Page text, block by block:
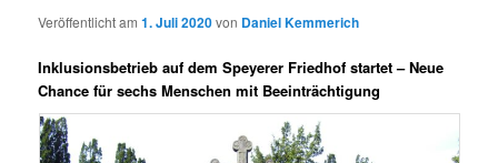
Veröffentlicht am1. Juli 2020von Daniel Kemmerich
Inklusionsbetrieb auf dem Speyerer Friedhof startet – Neue
Chance für sechs Menschen mit Beeinträchtigung